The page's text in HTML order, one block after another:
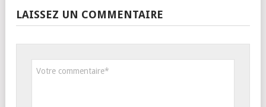
LAISSEZ UN COMMENTAIRE